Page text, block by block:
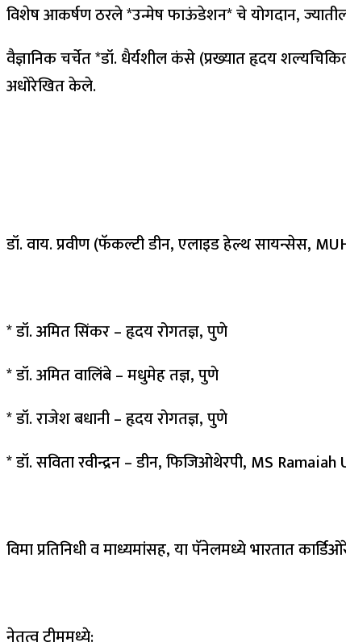
विशेष आकर्षण ठरले *उन्मेष फाऊंडेशन* चे योगदान, ज्यातील
वैज्ञानिक चर्चेत *डॉ. धैर्यशील कंसे (प्रख्यात हृदय
अधोरेखित केले.
डॉ. वाय. प्रवीण (फॅकल्टी डीन, एलाइड हेल्थ सायन्सेस,
* डॉ. अमित सिंकर – हृदय रोगतज्ञ, पुणे
* डॉ. अमित वालिंबे – मधुमेह तज्ञ, पुणे
* डॉ. राजेश बधानी – हृदय रोगतज्ञ, पुणे
* डॉ. सविता रवीन्द्रन – डीन, फिजिओथेरपी, MS
विमा प्रतिनिधी व माध्यमांसह, या पॅनेलमध्ये भारतात